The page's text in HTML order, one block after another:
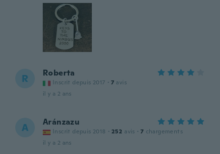
R Roberta
Inscrit depuis 2017 · 7 avis
il y a 2 ans
A Aránzazu
Inscrit depuis 2018 · 252 avis · 7 chargements
il y a 2 ans